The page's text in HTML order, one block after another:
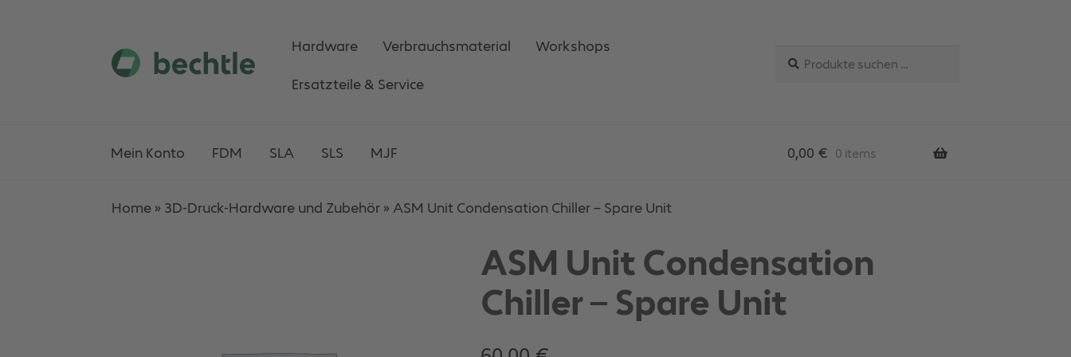
Skip
Skip
Hardware Verbrauchsmaterial Workshops
Ersatzteile & Service
nach:
Mein Konto FDM SLA SLS MJF 0,00 € 0 items
Home » 3D-Druck-Hardware und Zubehör »ASM Unit Condensation Chiller – Spare Unit
ASM Unit Condensation
Chiller – Spare Unit